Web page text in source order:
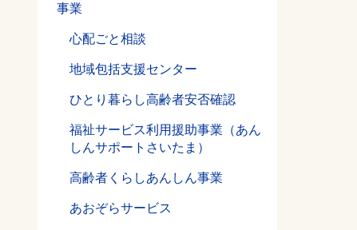
事業
心配ごと相談
地域包括支援センター
ひとり暮らし高齢者安否確認
福祉サービス利用援助事業（あん
しんサポートさいたま）
高齢者くらしあんしん事業
あおぞらサービス